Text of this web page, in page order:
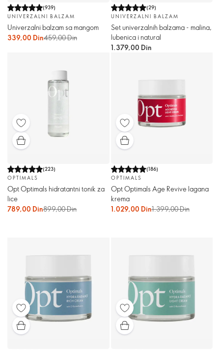
(939)
UNIVERZALNI BALZAM
Univerzalni balzam sa mangom
339,00 Din459,00 Din
(29)
UNIVERZALNI BALZAM
Set univerzalnih balzama - malina,
lubenica i natural
1.379,00 Din
(223)
OPTIMALS
Opt Optimals hidratantni tonik za
lice
789,00 Din899,00 Din
(186)
OPTIMALS
Opt Optimals Age Revive lagana
krema
1.029,00 Din1.399,00 Din